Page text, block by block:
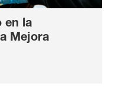
en la
Mejora